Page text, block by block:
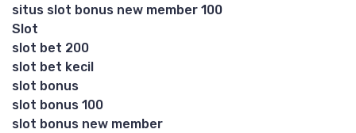
situs slot bonus new member 100
Slot
slot bet 200
slot bet kecil
slot bonus
slot bonus 100
slot bonus new member